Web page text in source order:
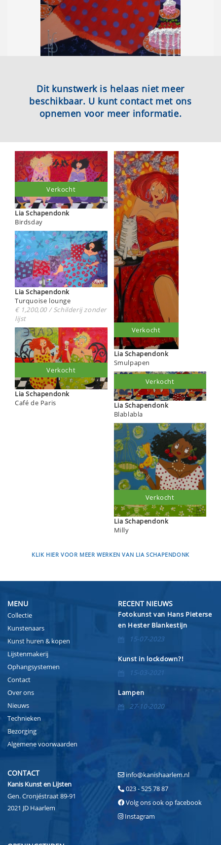
Dit kunstwerk is helaas niet meer
beschikbaar. U kunt contact met ons
opnemen voor meer informatie.
Lia Schapendonk
Birdsday
Verkocht
Lia Schapendonk
Turquoise lounge
€ 1,200,00 / Schilderij zonder
lijst
Lia Schapendonk
Café de Paris
Verkocht
Lia Schapendonk
Smulpapen
Verkocht
Lia Schapendonk
Blablabla
Verkocht
Lia Schapendonk
Milly
Verkocht
KLIK HIER VOOR MEER WERKEN VAN LIA SCHAPENDONK
MENU
Collectie
Kunstenaars
Kunst huren & kopen
Lijstenmakerij
Ophangsystemen
Contact
Over ons
Nieuws
Technieken
Bezorging
Algemene voorwaarden
RECENT NIEUWS
Fotokunst van Hans Pieterse
en Hester Blankestijn
15-07-2023
Kunst in lockdown?!
15-03-2021
Lampen
27-10-2020
CONTACT
Kanis Kunst en Lijsten
Gen. Cronjéstraat 89-91
2021 JD Haarlem
info@kanishaarlem.nl
023 - 525 78 87
Volg ons ook op facebook
Instagram